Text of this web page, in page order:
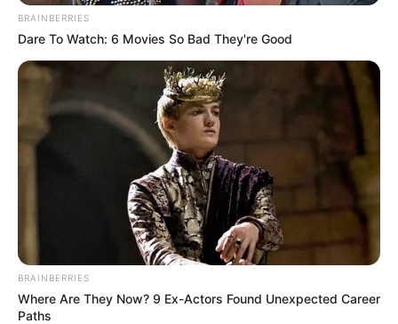
BRAINBERRIES
Dare To Watch: 6 Movies So Bad They're Good
BRAINBERRIES
Where Are They Now? 9 Ex-Actors Found Unexpected Career
Paths